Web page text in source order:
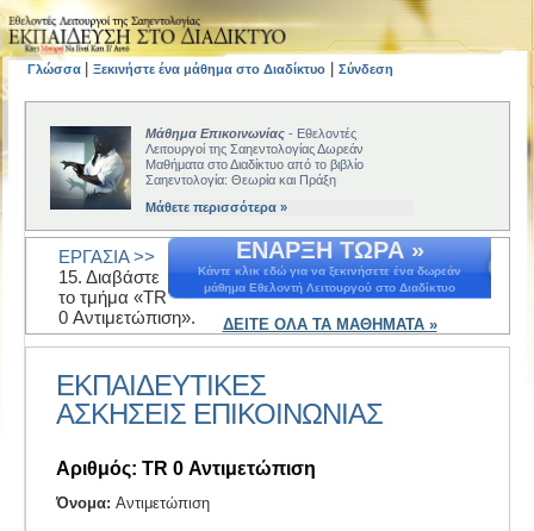
Γλώσσα Ξεκινήστε ένα μάθημα στο Διαδίκτυο Σύνδεση
Μάθημα Επικοινωνίας - Εθελοντές
Λειτουργοί της Σαηεντολογίας Δωρεάν
Μαθήματα στο Διαδίκτυο από το βιβλίο
Σαηεντολογία: Θεωρία και Πράξη
Μάθετε περισσότερα »
ΕΝΑΡΞΗ ΤΩΡΑ »
Κάντε κλικ εδώ για να ξεκινήσετε ένα δωρεάν
μάθημα Εθελοντή Λειτουργού στο Διαδίκτυο
ΔΕΙΤΕ ΟΛΑ ΤΑ ΜΑΘΗΜΑΤΑ »
ΕΡΓΑΣΙΑ >>
15. Διαβάστε
το τμήμα «TR
0 Αντιμετώπιση».
ΕΚΠΑΙΔΕΥΤΙΚΕΣ
ΑΣΚΗΣΕΙΣ EΠΙΚΟΙΝΩΝΙΑΣ
Αριθμός: TR 0 Αντιμετώπιση
Όνομα: Αντιμετώπιση